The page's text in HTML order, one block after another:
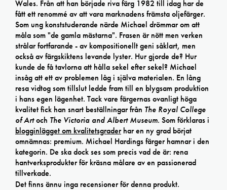
Wales. Från att han började riva färg 1982 till idag har de
fått ett renommé av att vara marknadens främsta oljefärger.
Som ung konststuderande närde Michael drömmar om att
måla som "de gamla mästarna". Frasen är nött men verken
strålar fortfarande - av kompositionellt geni såklart, men
också av färgskiktens levande lyster. Hur gjorde de? Hur
kunde de få tavlorna att hålla sekel efter sekel? Michael
insåg att ett av problemen låg i själva materialen. En lång
resa vidtog som tillslut ledde fram till en blygsam produktion
i hans egen lägenhet. Tack vare färgernas ovanligt höga
kvalitet fick han snart beställningar från The Royal College
of Artoch The Victoria and Albert Museum. Som förklaras i
blogginlägget om kvalitetsgraderhar en ny grad börjat
omnämnas: premium. Michael Hardings färger hamnar i den
kategorin. De ska dock ses som precis vad de är: rena
hantverksprodukter för kräsna målare av en passionerad
tillverkade.
Det finns ännu inga recensioner för denna produkt.